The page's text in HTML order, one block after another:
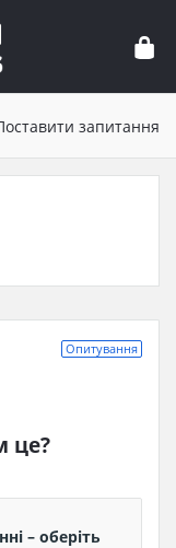
запитання
Опитування
це?
– оберіть